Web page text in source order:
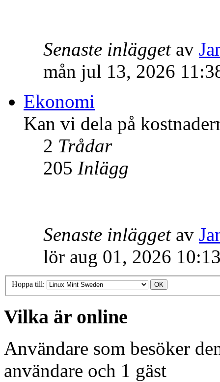
Senaste inläggetav
mån jul 13, 2026
Ekonomi
Kan vi dela på
2 Trådar
205 Inlägg
Senaste inläggetav
lör aug 01, 2026
Hoppa till:
Vilka är online
Användare som besöker
användare och 1 gäst